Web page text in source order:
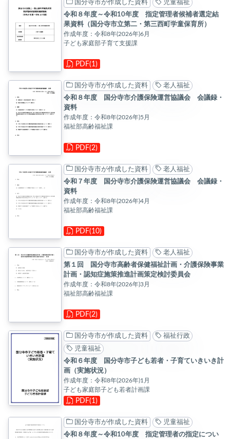
国分寺市が作成した資料
児童福祉
令和８年度～令和10年度 指定管理者候補者選定結
果資料（国分寺市立第二・第三西町学童保育所）
作成年度：令和8年(2026年)6月
子ども家庭部子育て支援課
PDF(1)
国分寺市が作成した資料
老人福祉
令和８年度 国分寺市介護保険運営協議会 会議録・
資料
作成年度：令和8年(2026年)5月
福祉部高齢福祉課
PDF(2)
国分寺市が作成した資料
老人福祉
令和７年度 国分寺市介護保険運営協議会 会議録・
資料
作成年度：令和8年(2026年)4月
福祉部高齢福祉課
PDF(10)
国分寺市が作成した資料
老人福祉
第１回 国分寺市高齢者保健福祉計画・介護保険事業
計画・認知症施策推進計画策定検討委員会
作成年度：令和8年(2026年)3月
福祉部高齢福祉課
PDF(2)
国分寺市が作成した資料
福祉行政
児童福祉
令和６年度 国分寺市子ども若者・子育ていきいき計
画（実施状況）
作成年度：令和8年(2026年)1月
子ども家庭部子ども若者計画課
PDF(1)
国分寺市が作成した資料
児童福祉
令和８年度～令和10年度 指定管理者の指定につい